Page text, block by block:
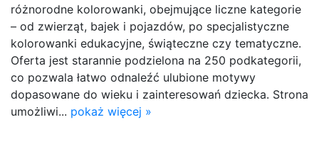
różnorodne kolorowanki, obejmujące liczne kategorie
– od zwierząt, bajek i pojazdów, po specjalistyczne
kolorowanki edukacyjne, świąteczne czy tematyczne.
Oferta jest starannie podzielona na 250 podkategorii,
co pozwala łatwo odnaleźć ulubione motywy
dopasowane do wieku i zainteresowań dziecka. Strona
umożliwi... pokaż więcej »